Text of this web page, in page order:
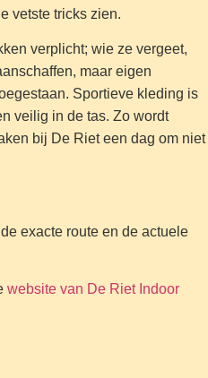
vetste tricks zien.
verplicht; wie ze vergeet,
maar eigen
Sportieve kleding is
veilig in de tas. Zo wordt
bij De Riet een dag om niet
exacte route en de actuele
website van De Riet Indoor